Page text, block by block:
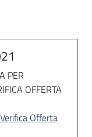
PER
OFFERTA
Offerta